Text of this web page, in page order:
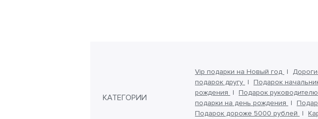
КАТЕГОРИИ
Vip подарки на Новый год
подарок другу
Подарок
рождения
Подарок
подарки на день рождения
Подарок дороже 5000 рублей